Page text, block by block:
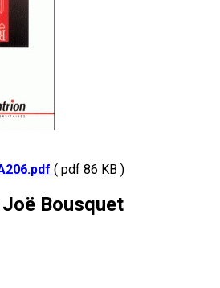
( pdf 86 KB )
Bousquet